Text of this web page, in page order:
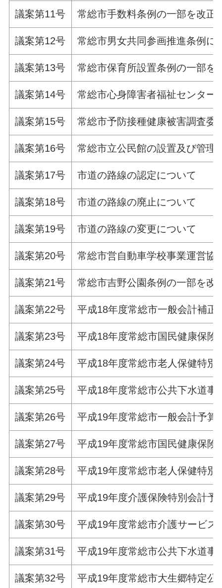
議案第11号 常総市手数料条例の一部を改正
議案第12号 常総市男女共同参画推進条例に
議案第13号 常総市保育所設置条例の一部を
議案第14号 常総市心身障害者福祉センター
議案第15号 常総市予防接種健康被害調査委
議案第16号 常総市立公民館の設置及び管理
議案第17号 市道の路線の認定について
議案第18号 市道の路線の廃止について
議案第19号 市道の路線の変更について
議案第20号 常総市営自動車学校事業運営協
議案第21号 常総市吉野公園条例の一部を改
議案第22号 平成18年度常総市一般会計補正
議案第23号 平成18年度常総市国民健康保険
議案第24号 平成18年度常総市老人保健特別
議案第25号 平成18年度常総市公共下水道
議案第26号 平成19年度常総市一般会計予算
議案第27号 平成19年度常総市国民健康保険
議案第28号 平成19年度常総市老人保健特別
議案第29号 平成19年度介護保険特別会計予
議案第30号 平成19年度常総市介護サービス
議案第31号 平成19年度常総市公共下水道事
議案第32号 平成19年度常総市大生郷特定公